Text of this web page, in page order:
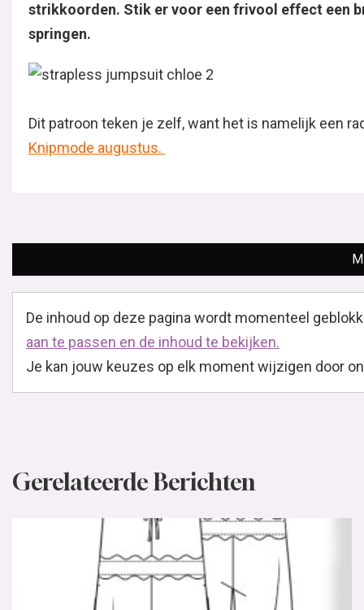
strikkoorden. Stik er voor een frivool effect een
springen.
Dit patroon teken je zelf, want het is namelijk een
Knipmode augustus.
De inhoud op deze pagina wordt momenteel
aan te passen en de inhoud te bekijken.
Je kan jouw keuzes op elk moment wijzigen door
Gerelateerde Berichten